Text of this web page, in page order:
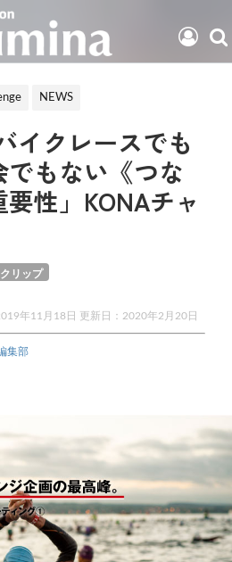
NEWS
イクレースでも
もない《つな
性」KONAチャ
クリップ
年11月18日 更新日： 2020年2月20日
集部